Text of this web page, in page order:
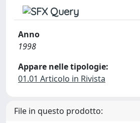
Anno
1998
Appare nelle tipologie:
01.01 Articolo in Rivista
File in questo prodotto: